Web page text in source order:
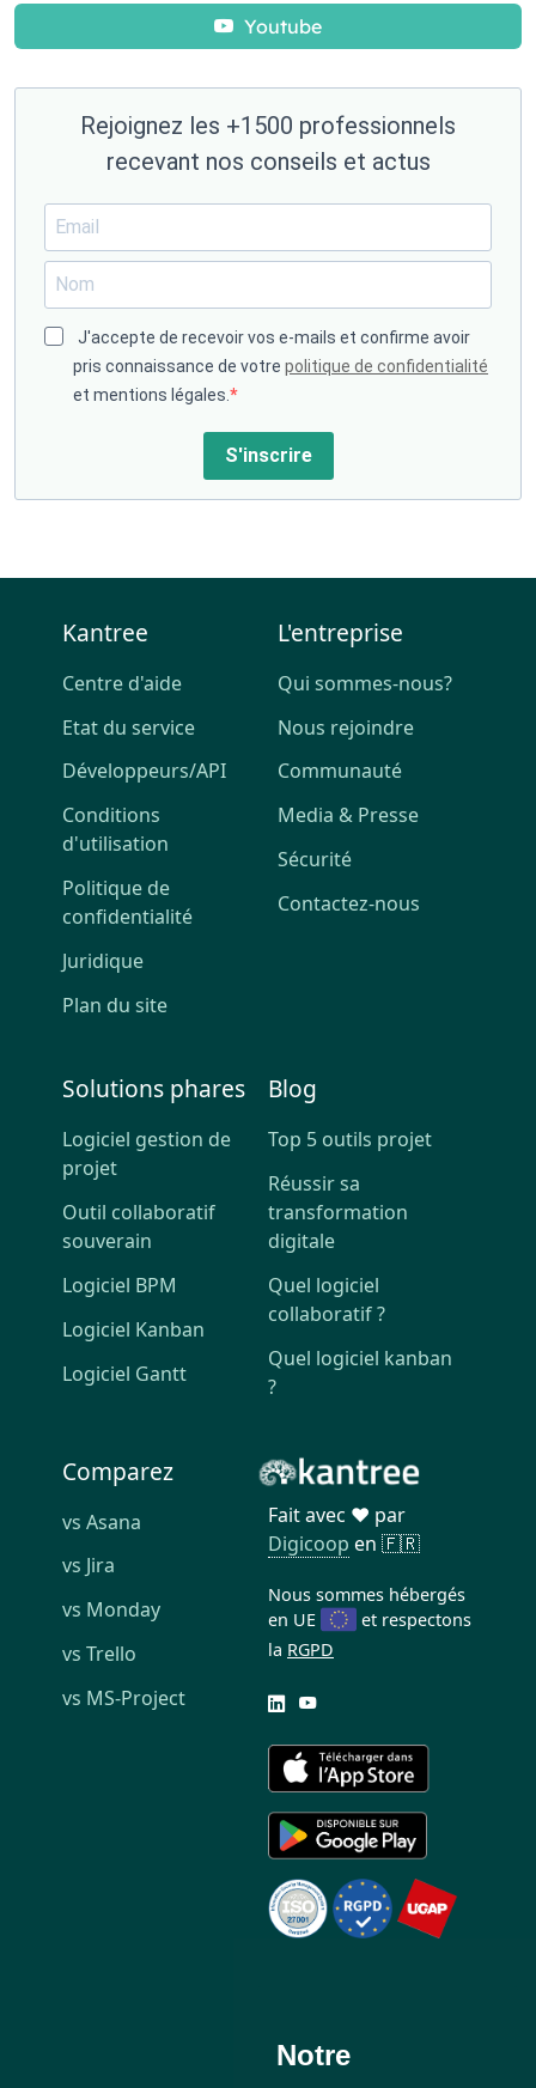
Youtube
Rejoignez les +1500 professionnels
recevant nos conseils et actus
J'accepte de recevoir vos e-mails et confirme avoir
pris connaissance de votre politique de confidentialité
et mentions légales.
S'inscrire
Kantree
Centre d'aide
Etat du service
Développeurs/API
Conditions
d'utilisation
Politique de
confidentialité
Juridique
Plan du site
L'entreprise
Qui sommes-nous?
Nous rejoindre
Communauté
Media & Presse
Sécurité
Contactez-nous
Solutions phares
Logiciel gestion de
projet
Outil collaboratif
souverain
Logiciel BPM
Logiciel Kanban
Logiciel Gantt
Blog
Top 5 outils projet
Réussir sa
transformation
digitale
Quel logiciel
collaboratif ?
Quel logiciel kanban
?
Comparez
vs Asana
vs Jira
vs Monday
vs Trello
vs MS-Project
Fait avec ❤️ par
Digicoop en 🇫🇷
Nous sommes hébergés
en UE
et respectons
la RGPD